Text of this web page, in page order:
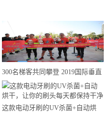
300名梯客共同攀登 2019国际垂直
马拉松超级精英赛顺德海骏达中心
站欢乐开跑
这款电动牙刷的UV杀菌+自动烘